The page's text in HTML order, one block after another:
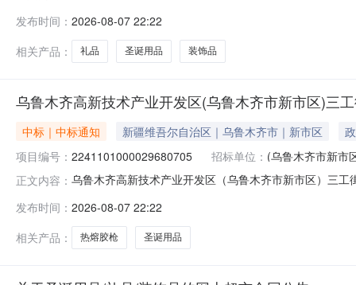
划文号:采购计划金额（元）:项目所在行政区划编码
发布时间： 2026-08-07 22:22
相关产品：
礼品 圣诞用品 装饰品
乌鲁木齐高新技术产业开发区(乌鲁木齐市新市区)三
中标｜中标通知 新疆维吾尔自治区｜乌鲁木齐市｜新市区
项目编号： 2241101000029680705 招标单位： (乌鲁木齐市新市
正文内容： 乌鲁木齐高新技术产业开发区（乌鲁木齐市新市区）三
号:2241101000029680705项目联系人:娜迪拉·肉孜项
发布时间： 2026-08-07 22:22
相关产品：
热熔胶枪 圣诞用品